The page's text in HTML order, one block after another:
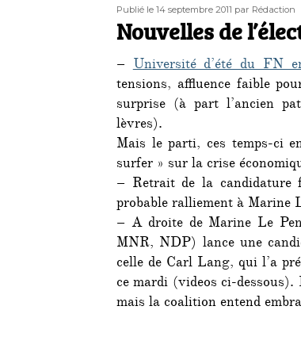
Publié
le
Publié le 14 septembre 2011 Auteur
par Rédaction
Nouvelles de
–Université d’été du FN
tensions, affluence faible
surprise (à part l’ancien
lèvres).
Mais le parti, ces temps-ci
surfer » sur la crise
– Retrait de la
probable ralliement à Marine
– A droite de Marine Le
MNR, NDP) lance une
celle de Carl Lang, qui l’a
ce mardi (videos ci-
mais la coalition entend